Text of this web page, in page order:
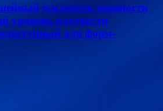
усилитель мощности
уровень плотности
для форм-